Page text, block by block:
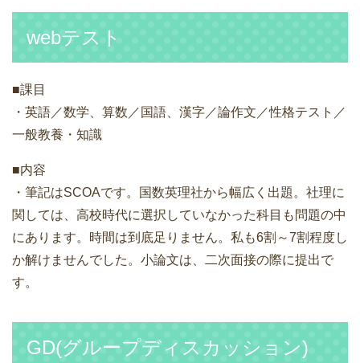
webテスト
■課目
・英語／数学、算数／国語、漢字／論作文／性格テスト／
一般教養・知識
■内容
・筆記はSCOAです。国数英理社から幅広く出題。社理に
関しては、高校時代に選択していなかった科目も問題の中
にあります。時間は到底足りません。私も6割～7割程度し
か解けませんでした。小論文は、二次面接の際に提出で
す。
GD(グループディスカッション)